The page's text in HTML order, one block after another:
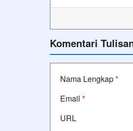
Komentari
Nama Lengkap*
Email *
URL